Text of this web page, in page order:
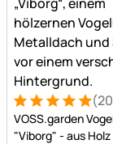
Bewertung: 5
20 Bewertungen
VOSS.garden
"Viborg" - aus